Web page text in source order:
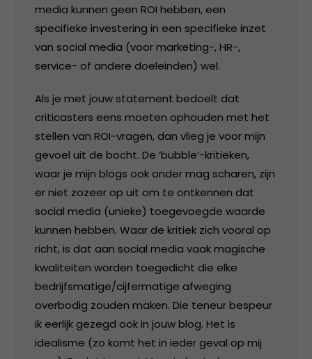
media kunnen geen ROI hebben, een
specifieke investering in een specifieke inzet
van social media (voor marketing-, HR-,
service- of andere doeleinden) wel.
Als je met jouw statement bedoelt dat
criticasters eens moeten ophouden met het
stellen van ROI-vragen, dan vlieg je voor mijn
gevoel uit de bocht. De ‘bubble’-kritieken,
waar je mijn blogs ook onder mag scharen, zijn
er niet zozeer op uit om te ontkennen dat
social media (unieke) toegevoegde waarde
kunnen hebben. Waar de kritiek zich vooral op
richt, is dat aan social media vaak magische
kwaliteiten worden toegedicht die elke
bedrijfsmatige/cijfermatige afweging
overbodig zouden maken. Die teneur bespeur
ik eerlijk gezegd ook in jouw blog. Het is
idealisme (zo komt het in ieder geval op mij